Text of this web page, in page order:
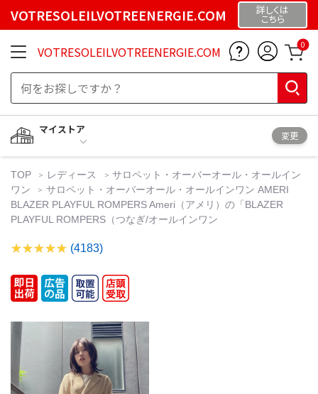
VOTRESOLEILVOTREENERGIE.COM 詳しくは
こちら
VOTRESOLEILVOTREENERGIE.COM 0
マイストア
変更
TOP レディース
サロペット・オーバーオール・オールイン
ワン
サロペット・オーバーオール・オールインワン AMERI
BLAZER PLAYFUL ROMPERS Ameri（アメリ）の「BLAZER
PLAYFUL ROMPERS（つなぎ/オールインワン
(4183)